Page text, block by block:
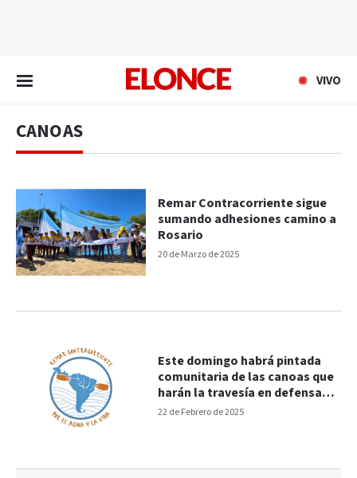
VIVO
CANOAS
20 de Marzo de 2025
Remar Contracorriente sigue
sumando adhesiones camino a
Rosario
22 de Febrero de 2025
Este domingo habrá pintada
comunitaria de las canoas que
harán la travesía en defensa
del río Paraná